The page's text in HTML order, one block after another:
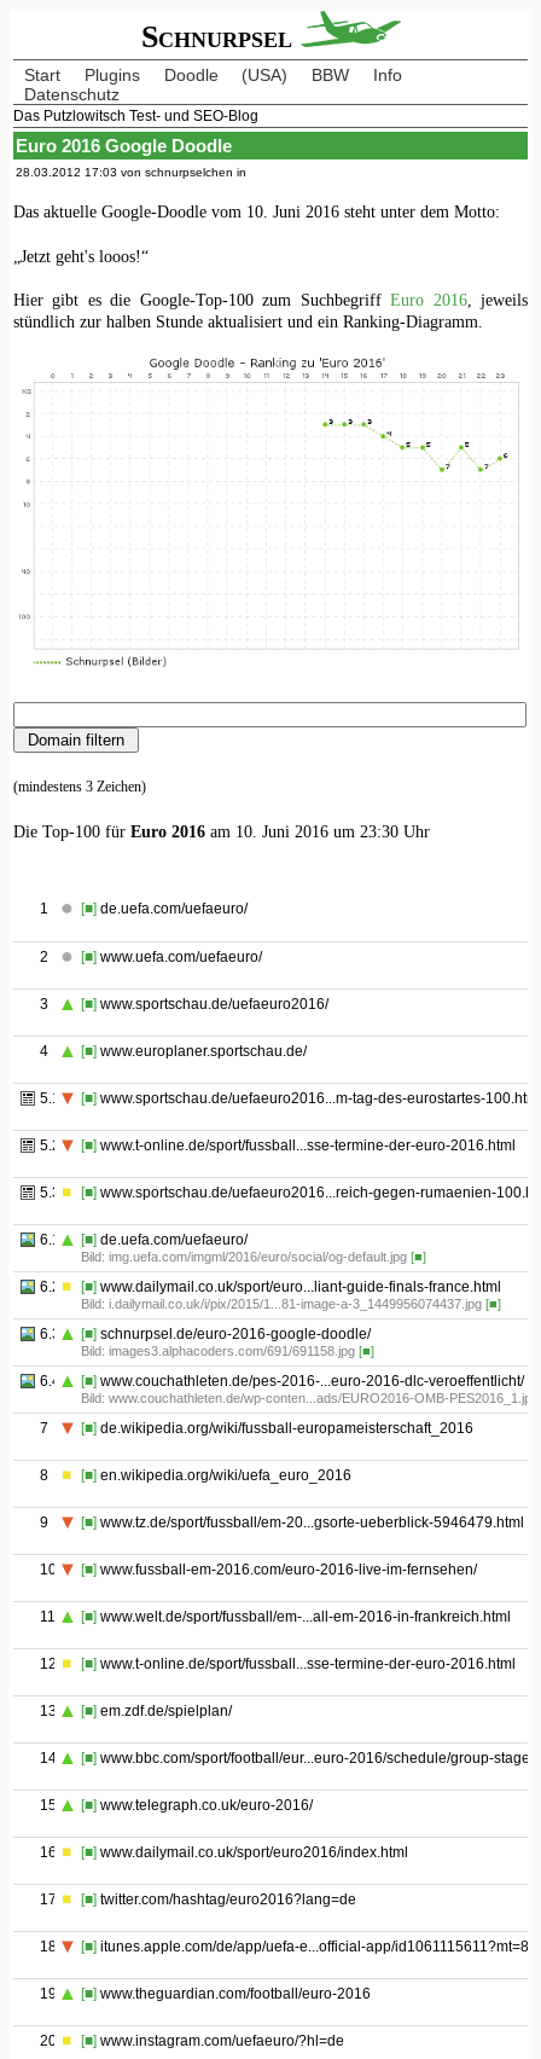
Schnurpsel
Start Plugins Doodle (USA) BBW
Info
Datenschutz
Das Putzlowitsch Test- und SEO-Blog
Euro 2016 Google Doodle
28.03.2012 17:03 von schnurpselchen in
Das aktuelle Google-Doodle vom 10. Juni 2016 steht unter dem Motto:
„Jetzt geht's looos!“
Hier gibt es die Google-Top-100 zum SuchbegriffEuro 2016, jeweils
stündlich zur halben Stunde aktualisiert und ein Ranking-Diagramm.
(mindestens 3 Zeichen)
Die Top-100 für Euro 2016am 10. Juni 2016 um 23:30 Uhr
1 [■] de.uefa.com/uefaeuro/
2 [■] www.uefa.com/uefaeuro/
3 [■] www.sportschau.de/uefaeuro2016/
4 [■] www.europlaner.sportschau.de/
5.1 [■] www.sportschau.de/uefaeuro2016...m-tag-des-eurostartes-100.html
5.2 [■] www.t-online.de/sport/fussball...sse-termine-der-euro-2016.html
5.3 [■] www.sportschau.de/uefaeuro2016...reich-gegen-rumaenien-
6.1 [■] de.uefa.com/uefaeuro/
Bild: img.uefa.com/imgml/2016/euro/social/og-default.jpg [■]
6.2 [■] www.dailymail.co.uk/sport/euro...liant-guide-finals-france.html
Bild: i.dailymail.co.uk/i/pix/2015/1...81-image-a-3_1449956074437.jpg [■]
6.3 [■] schnurpsel.de/euro-2016-google-doodle/
Bild: images3.alphacoders.com/691/691158.jpg [■]
6.4 [■] www.couchathleten.de/pes-2016-...euro-2016-dlc-veroeffentlicht/
Bild: www.couchathleten.de/wp-conten...ads/EURO2016-OMB-PES2016_1.jpg
7 [■] de.wikipedia.org/wiki/fussball-europameisterschaft_2016
8 [■] en.wikipedia.org/wiki/uefa_euro_2016
9 [■] www.tz.de/sport/fussball/em-20...gsorte-ueberblick-5946479.html
10 [■] www.fussball-em-2016.com/euro-2016-live-im-fernsehen/
11 [■] www.welt.de/sport/fussball/em-...all-em-2016-in-frankreich.html
12 [■] www.t-online.de/sport/fussball...sse-termine-der-euro-2016.html
13 [■] em.zdf.de/spielplan/
14 [■] www.bbc.com/sport/football/eur...euro-2016/schedule/group-stage
15 [■] www.telegraph.co.uk/euro-2016/
16 [■] www.dailymail.co.uk/sport/euro2016/index.html
17 [■] twitter.com/hashtag/euro2016?lang=de
18 [■] itunes.apple.com/de/app/uefa-e...official-app/id1061115611?mt=8
19 [■] www.theguardian.com/football/euro-2016
20 [■] www.instagram.com/uefaeuro/?hl=de